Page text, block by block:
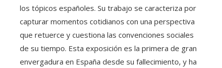
los tópicos españoles. Su trabajo se caracteriza por
capturar momentos cotidianos con una perspectiva
que retuerce y cuestiona las convenciones sociales
de su tiempo. Esta exposición es la primera de gran
envergadura en España desde su fallecimiento, y ha